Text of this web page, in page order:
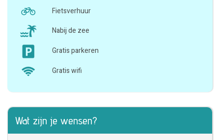
Fietsverhuur
Nabij de zee
Gratis parkeren
Gratis wifi
Wat zijn je wensen?